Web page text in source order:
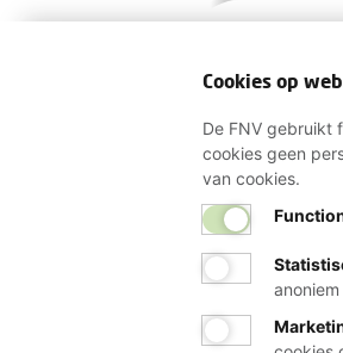
Cookies op
De FNV gebruikt
cookies geen
van cookies.